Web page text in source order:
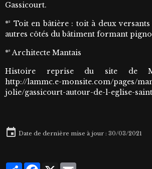
Gassicourt.
*² Toit en bâtière : toit à deux
autres côtés du bâtiment formant
*³ Architecte Mantais
Histoire reprise du site de
http://lammc.e-monsite.com/pages/
jolie/gassicourt-autour-de-l-eglise-
Date de dernière mise à jour : 30/03/2021
PartagerFacebook
X